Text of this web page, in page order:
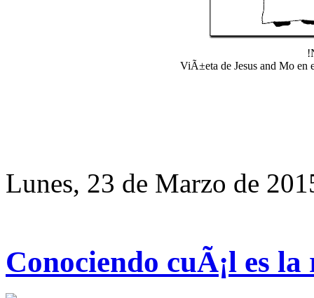
ViÃ±eta de Jesus and Mo en
Lunes, 23 de Marzo de
Conociendo cuÃ¡l es